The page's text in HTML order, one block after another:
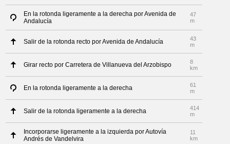
En la rotonda ligeramente a la derecha por Avenida de
Andalucía
47
m
Salir de la rotonda recto por Avenida de Andalucía
43
m
Girar recto por Carretera de Villanueva del Arzobispo
8
km
En la rotonda ligeramente a la derecha
61
m
Salir de la rotonda ligeramente a la derecha
414
m
Incorporarse ligeramente a la izquierda por Autovía
Andrés de Vandelvira
11
km